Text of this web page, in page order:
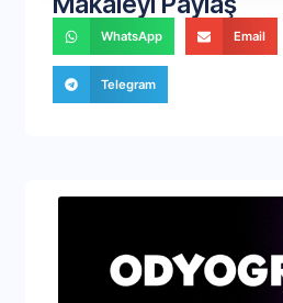
WhatsApp Email
Telegram